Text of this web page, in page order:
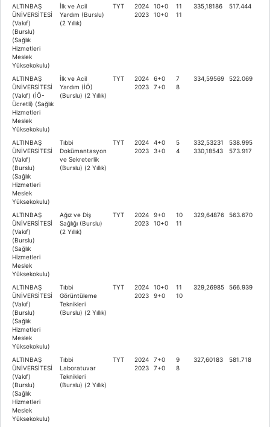
ALTINBAŞ
ÜNİVERSİTESİ
(Vakıf)
(Burslu)
(Sağlık
Hizmetleri
Meslek
Yüksekokulu)
İlk ve Acil
Yardım (Burslu)
(2 Yıllık)
TYT
2024
2023
10+0
10+0
11
11
335,18186 517.444
ALTINBAŞ
ÜNİVERSİTESİ
(Vakıf) (İÖ-
Ücretli) (Sağlık
Hizmetleri
Meslek
Yüksekokulu)
İlk ve Acil
Yardım (İÖ)
(Burslu) (2 Yıllık)
TYT
2024
2023
6+0
7+0
7
8
334,59569 522.069
ALTINBAŞ
ÜNİVERSİTESİ
(Vakıf)
(Burslu)
(Sağlık
Hizmetleri
Meslek
Yüksekokulu)
Tıbbi
Dokümantasyon
ve Sekreterlik
(Burslu) (2 Yıllık)
TYT
2024
2023
4+0
3+0
5
4
332,53231
330,18543
538.995
573.917
ALTINBAŞ
ÜNİVERSİTESİ
(Vakıf)
(Burslu)
(Sağlık
Hizmetleri
Meslek
Yüksekokulu)
Ağız ve Diş
Sağlığı (Burslu)
(2 Yıllık)
TYT
2024
2023
9+0
10+0
10
11
329,64876 563.670
ALTINBAŞ
ÜNİVERSİTESİ
(Vakıf)
(Burslu)
(Sağlık
Hizmetleri
Meslek
Yüksekokulu)
Tıbbi
Görüntüleme
Teknikleri
(Burslu) (2 Yıllık)
TYT
2024
2023
10+0
9+0
11
10
329,26985 566.939
ALTINBAŞ
ÜNİVERSİTESİ
(Vakıf)
(Burslu)
(Sağlık
Hizmetleri
Meslek
Yüksekokulu)
Tıbbi
Laboratuvar
Teknikleri
(Burslu) (2 Yıllık)
TYT
2024
2023
7+0
7+0
9
8
327,60183 581.718